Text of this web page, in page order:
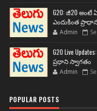
G20: జీ20 అంటే
ఎందుకింత
Admin
G20 Live
ప్రధాని స్వాగతం
Admin
POPULAR POSTS